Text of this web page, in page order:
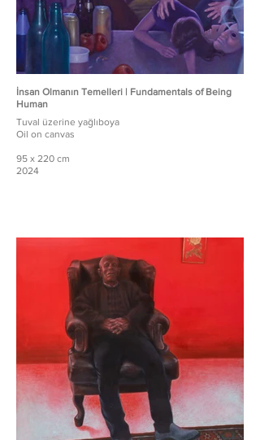
İnsan Olmanın Temelleri | Fundamentals of Being
Human
Tuval üzerine yağlıboya
Oil on canvas
95 x 220 cm
2024